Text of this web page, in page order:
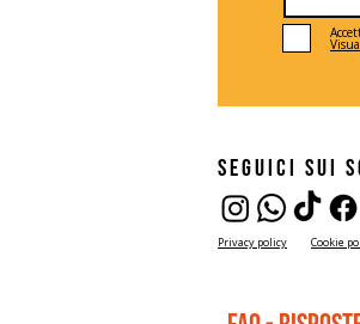
seguici sui
Privacy policy Cookie